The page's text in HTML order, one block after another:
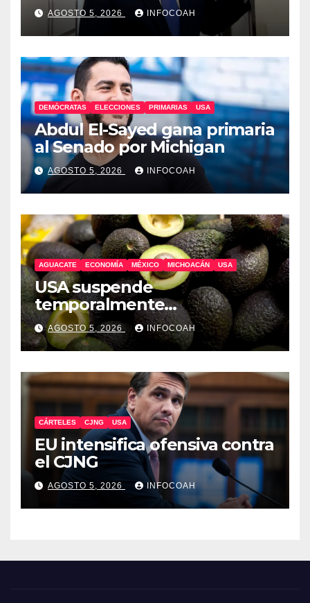
AGOSTO 5, 2026 INFOCOAH
DEMÓCRATAS ELECCIONES PRIMARIAS USA
Abdul El-Sayed gana primaria
al Senado por Michigan
AGOSTO 5, 2026 INFOCOAH
AGUACATE ECONOMÍA MÉXICO MICHOACÁN USA
USA suspende
temporalmente
exportaciones de aguacate
michoacano
AGOSTO 5, 2026 INFOCOAH
CÁRTELES CJNG USA
EU intensifica ofensiva contra
el CJNG
AGOSTO 5, 2026 INFOCOAH